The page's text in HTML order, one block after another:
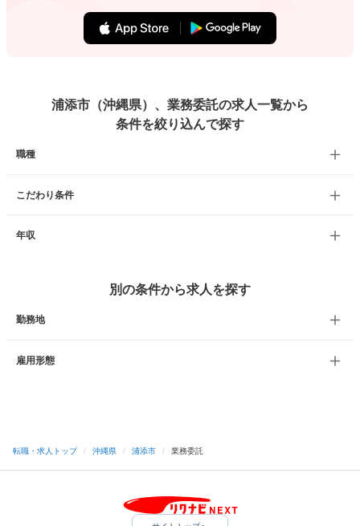
浦添市（沖縄県）、業務委託の求人一覧から
条件を絞り込んで探す
職種
こだわり条件
年収
別の条件から求人を探す
勤務地
雇用形態
転職・求人トップ / 沖縄県 / 浦添市 / 業務委託